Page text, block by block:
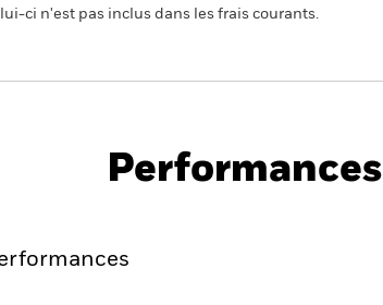
ci n'est pas inclus dans les frais courants.
Performances